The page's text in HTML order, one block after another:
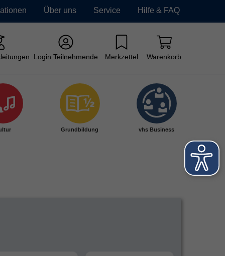
Über uns Service Hilfe & FAQ
Login Teilnehmende Merkzettel Warenkorb
Grundbildung vhs Business